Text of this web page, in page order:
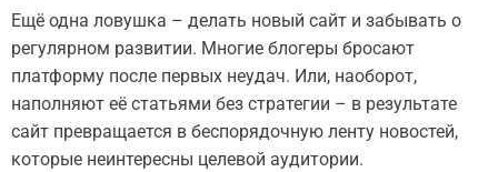
Ещё одна ловушка – делать новый сайт и забывать о
регулярном развитии. Многие блогеры бросают
платформу после первых неудач. Или, наоборот,
наполняют её статьями без стратегии – в результате
сайт превращается в беспорядочную ленту новостей,
которые неинтересны целевой аудитории.